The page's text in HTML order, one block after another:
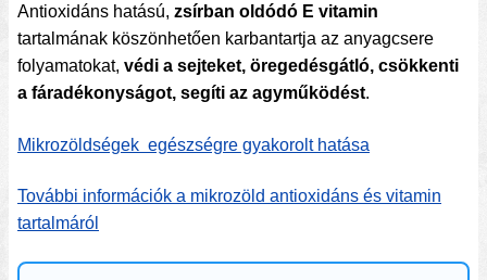
Antioxidáns hatású, zsírban oldódó E vitamin
tartalmának köszönhetően karbantartja az anyagcsere
folyamatokat, védi a sejteket, öregedésgátló, csökkenti
a fáradékonyságot, segíti az agyműködést.
Mikrozöldségek egészségre gyakorolt hatása
További információk a mikrozöld antioxidáns és vitamin
tartalmáról